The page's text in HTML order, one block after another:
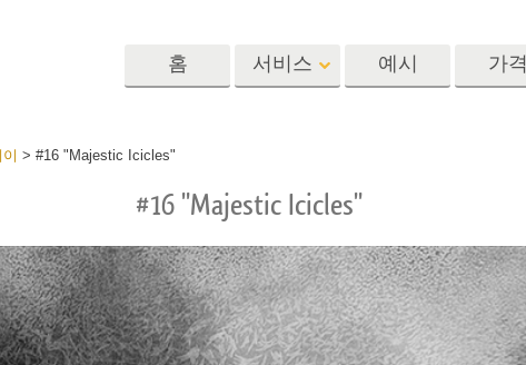
홈 서비스 예시 가격
프리셋
렉션
포토샵 액션
포토샵 오버레이
포토샵 텍스처
Ps Actions 전체 컬렉션
Ps 오버레이 전체 컬렉
템플릿
발렌타인 데이 카드
결혼식 초대장
어린이 생일 초대장
> #16 "Majestic Icicles"
#16 "Majestic Icicles"